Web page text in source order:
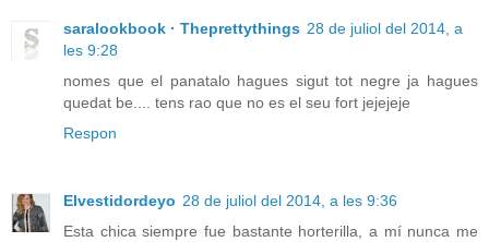
saralookbook · Theprettythings 28 de juliol del 2014, a
les 9:28
nomes que el panatalo hagues sigut tot negre ja hagues
quedat be.... tens rao que no es el seu fort jejejeje
Respon
Elvestidordeyo 28 de juliol del 2014, a les 9:36
Esta chica siempre fue bastante horterilla, a mí nunca me